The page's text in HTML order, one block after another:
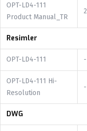
OPT-LD4-111
Product Manual_TR
Resimler
OPT-LD4-111 -
OPT-LD4-111 Hi-
Resolution
-
DWG